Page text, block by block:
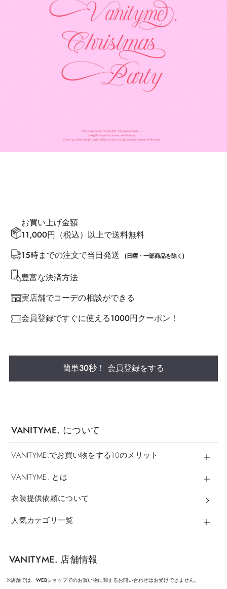
お買い上げ金額
11,000円（税込）以上で送料無料
15時までの注文で当日発送
(日曜・一部商品を除く)
豊富な決済方法
実店舗でコーデの相談ができる
会員登録ですぐに使える1000円クーポン！
簡単30秒！ 会員登録をする
VANITYME. について
VANITYME.でお買い物をする10のメリット
VANITYME. とは
衣装提供依頼について
人気カテゴリ一覧
VANITYME. 店舗情報
※店舗では、WEBショップでのお買い物に関するお問い合わせはお受けできません。